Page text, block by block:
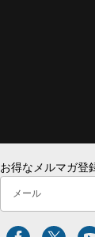
お得なメルマガ登
メール